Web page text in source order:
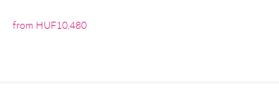
from HUF10,480